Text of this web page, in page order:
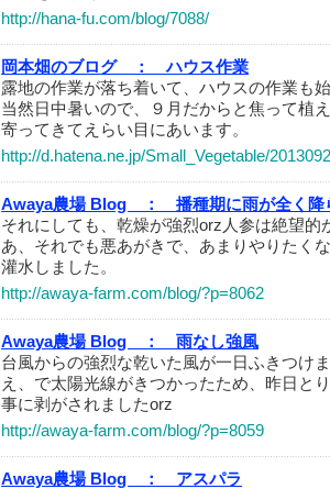
http://hana-fu.com/blog/7088/
岡本畑のブログ ：
ハウス作業
露地の作業が落ち着いて、ハウスの作業も
当然日中暑いので、９月だからと焦って植
寄ってきてえらい目にあいます。
http://d.hatena.ne.jp/Small_Vegetable/
Awaya農場 Blog ：
播種期に雨が全く降
それにしても、乾燥が強烈orz人参は絶望的
あ、それでも悪あがきで、あまりやりたく
灌水しました。
http://awaya-farm.com/blog/?p=8062
Awaya農場 Blog ：
雨なし強風
台風からの強烈な乾いた風が一日ふきつけ
え、で太陽光線がきつかったため、昨日と
事に剥がされましたorz
http://awaya-farm.com/blog/?p=8059
Awaya農場 Blog ：
アスパラ